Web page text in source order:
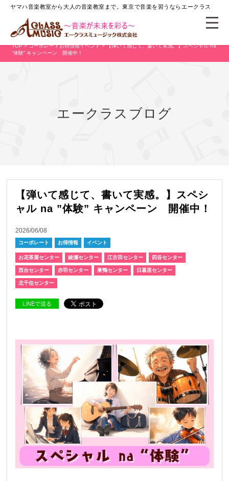
ヤマハ音楽教室から大人の音楽教室まで。東京で音楽を習うならエークラス
TOP>コーポレートお得情報イベント> 【弾いて感じて、書いて実感。】スペシャル na
”体験” キャンペーン 開催中！
エークラスブログ
【弾いて感じて、書いて実感。】スペシ
ャル na ”体験” キャンペーン 開催中！
2026/06/08
コーポレート お得情報 イベント
お花茶屋センター 綾瀬センター 江古田センター 四谷センター
西台センター 赤羽センター 巣鴨センター 日暮里センター
北千住センター
LINEで送る